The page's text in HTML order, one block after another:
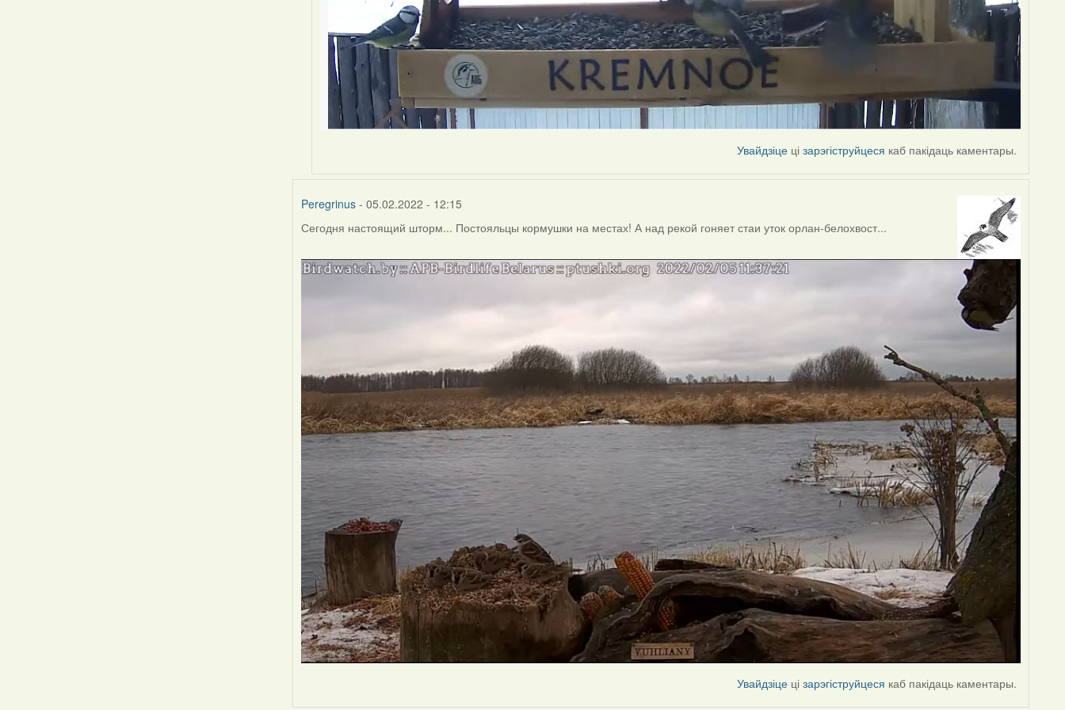
Увайдзіце цізарэгіструйцеся каб пакідаць каментары.
Peregrinus - 05.02.2022 - 12:15
Сегодня настоящий шторм... Постояльцы кормушки на местах! А над рекой гоняет стаи уток орлан-белохвост...
Увайдзіце цізарэгіструйцеся каб пакідаць каментары.